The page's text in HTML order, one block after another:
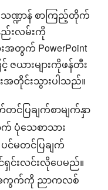
သဏ္ဍာန် စာကြည့်တိုက်
းလမ်းကို
က် PowerPoint
ယားများကိုဖန်တီး
တိုင်းသွားပါသည်။
တင်ပြချက်စာမျက်နှာ
က် ပုံသေစာသား
င်မတင်ပြချက်
ရှင်းလင်းလိုပေမည်။
အကွက်ကို ညာကလစ်